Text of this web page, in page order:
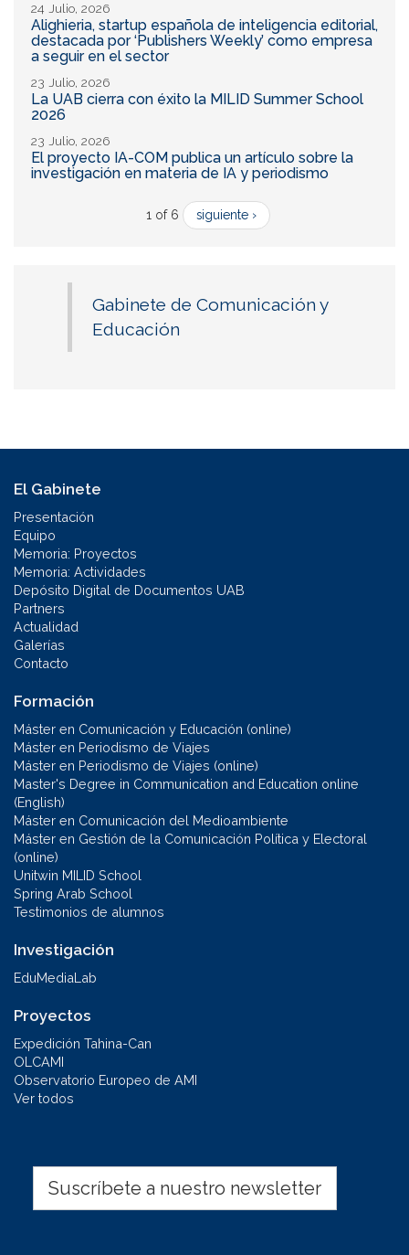
24 Julio, 2026
Alighieria, startup española de inteligencia editorial,
destacada por ‘Publishers Weekly’ como empresa
a seguir en el sector
23 Julio, 2026
La UAB cierra con éxito la MILID Summer School
2026
23 Julio, 2026
El proyecto IA-COM publica un artículo sobre la
investigación en materia de IA y periodismo
1 of 6 siguiente ›
Gabinete de Comunicación y
Educación
El Gabinete
Presentación
Equipo
Memoria: Proyectos
Memoria: Actividades
Depósito Digital de Documentos UAB
Partners
Actualidad
Galerías
Contacto
Formación
Máster en Comunicación y Educación (online)
Máster en Periodismo de Viajes
Máster en Periodismo de Viajes (online)
Master's Degree in Communication and Education online
(English)
Máster en Comunicación del Medioambiente
Máster en Gestión de la Comunicación Política y Electoral
(online)
Unitwin MILID School
Spring Arab School
Testimonios de alumnos
Investigación
EduMediaLab
Proyectos
Expedición Tahina-Can
OLCAMI
Observatorio Europeo de AMI
Ver todos
Suscríbete a nuestro newsletter